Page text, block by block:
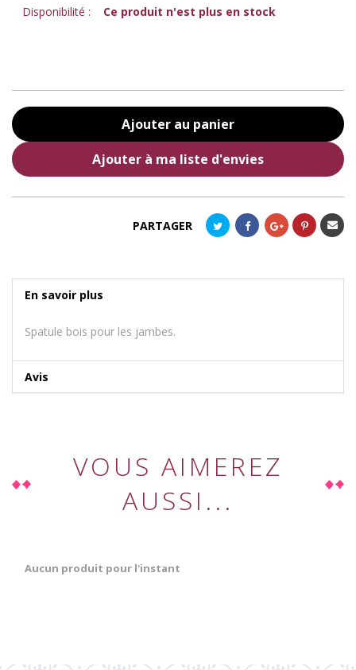
Disponibilité : Ce produit n'est plus en stock
Ajouter au panier
Ajouter à ma liste d'envies
à un
PARTAGER
En savoir plus
Spatule bois pour les jambes.
Avis
VOUS AIMEREZ
AUSSI...
Aucun produit pour l'instant